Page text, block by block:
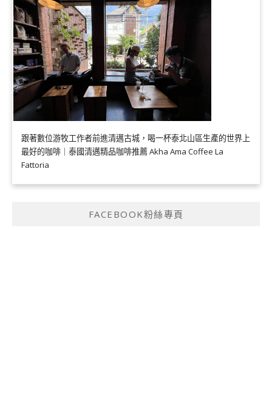
跟著數位游牧工作者前進清邁古城，喝一杯泰北山區生產的世界上
最好的咖啡｜泰國清邁精品咖啡推薦 Akha Ama Coffee La
Fattoria
FACEBOOK粉絲專頁